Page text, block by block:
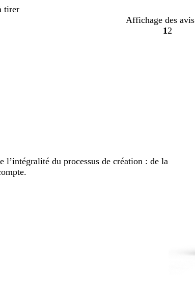
tirer
Affichage des avis
Accéder
1 Accéder
2
l’intégralité du processus de création : de la